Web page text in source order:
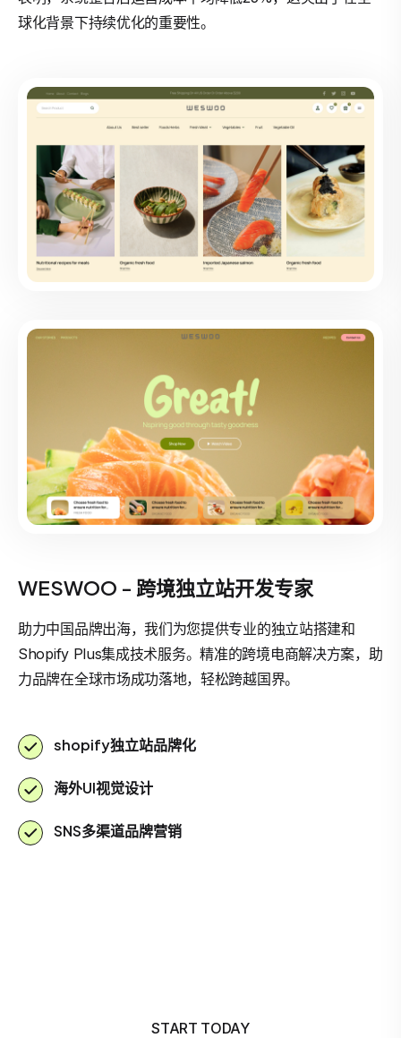
球化背景下持续优化的重要性。
WESWOO - 跨境独立站开发专家
助力中国品牌出海，我们为您提供专业的独立站搭建和
Shopify Plus集成技术服务。精准的跨境电商解决方案，助
力品牌在全球市场成功落地，轻松跨越国界。
shopify独立站品牌化
海外UI视觉设计
SNS多渠道品牌营销
START TODAY